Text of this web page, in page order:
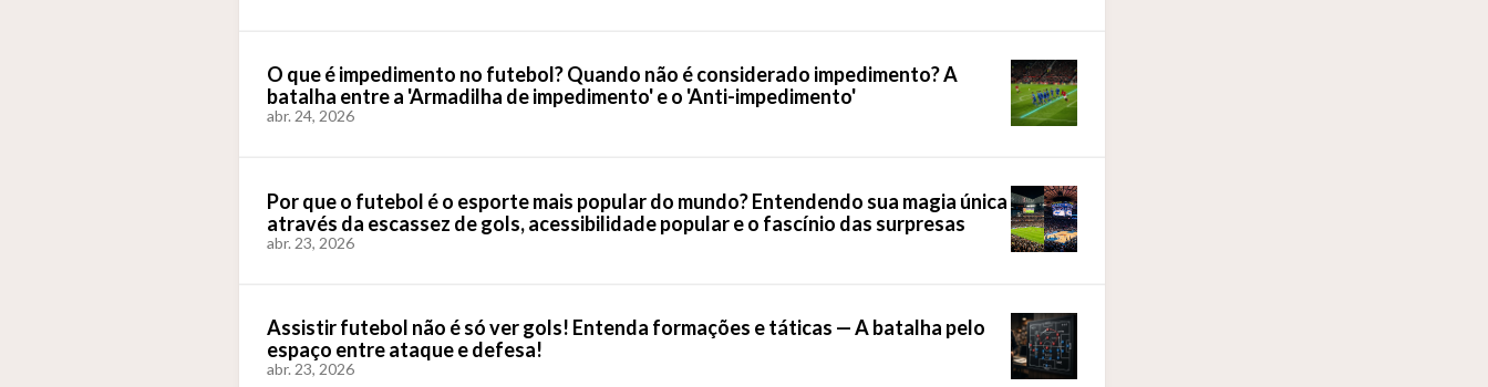
O que é impedimento no futebol? Quando não é considerado impedimento? A
batalha entre a 'Armadilha de impedimento' e o 'Anti-impedimento'
abr. 24, 2026
Por que o futebol é o esporte mais popular do mundo? Entendendo sua magia única
através da escassez de gols, acessibilidade popular e o fascínio das surpresas
abr. 23, 2026
Assistir futebol não é só ver gols! Entenda formações e táticas — A batalha pelo
espaço entre ataque e defesa!
abr. 23, 2026